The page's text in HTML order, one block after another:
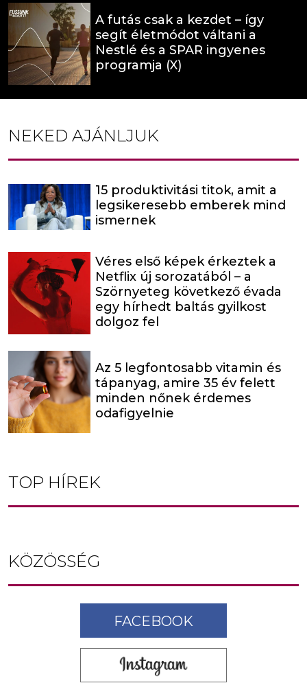
A futás csak a kezdet – így
segít életmódot váltani a
Nestlé és a SPAR ingyenes
programja (X)
NEKED AJÁNLJUK
15 produktivitási titok, amit a
legsikeresebb emberek mind
ismernek
Véres első képek érkeztek a
Netflix új sorozatából – a
Szörnyeteg következő évada
egy hírhedt baltás gyilkost
dolgoz fel
Az 5 legfontosabb vitamin és
tápanyag, amire 35 év felett
minden nőnek érdemes
odafigyelnie
TOP HÍREK
KÖZÖSSÉG
FACEBOOK